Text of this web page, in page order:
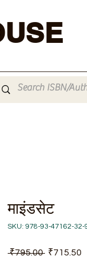
माइंडसेट
SKU: 978-93-47162-32-
₹795.00 Regular
₹715.50